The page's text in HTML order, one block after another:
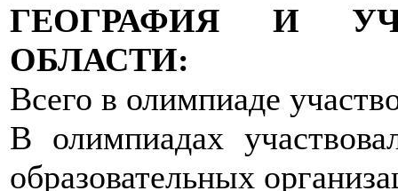
ГЕОГРАФИЯ И
ОБЛАСТИ:
Всего в олимпиаде
В олимпиадах
образовательных